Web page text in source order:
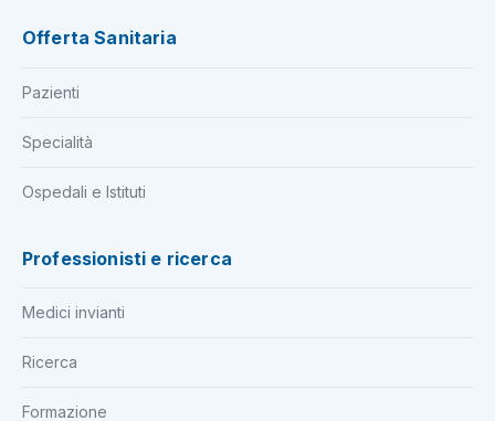
Offerta Sanitaria
Pazienti
Specialità
Ospedali e Istituti
Professionisti e ricerca
Medici invianti
Ricerca
Formazione